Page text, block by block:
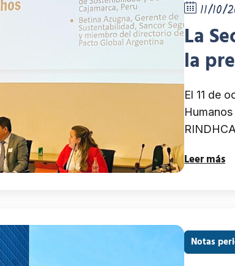
11/10/
La
la
El 11 de
Leer más
Notas